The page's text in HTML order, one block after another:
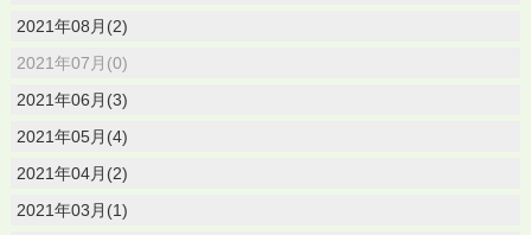
2021年08月(2)
2021年07月(0)
2021年06月(3)
2021年05月(4)
2021年04月(2)
2021年03月(1)